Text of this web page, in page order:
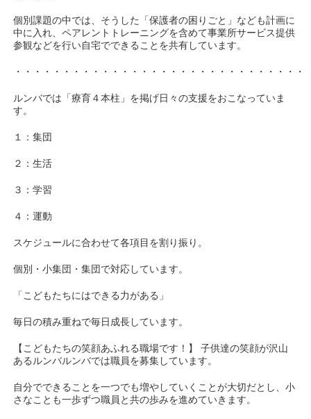
個別課題の中では、そうした「保護者の困りごと」なども計画に
中に入れ、ペアレントトレーニングを含めて事業所サービス提供
参観などを行い自宅でできることを共有しています。
・・・・・・・・・・・・・・・・・・・・・・・・・・・・・・
ルンバでは「療育４本柱」を掲げ日々の支援をおこなっていま
す。
１：集団
２：生活
３：学習
４：運動
スケジュールに合わせて各項目を割り振り。
個別・小集団・集団で対応しています。
「こどもたちにはできる力がある」
毎日の積み重ねで毎日成長しています。
【こどもたちの笑顔あふれる職場です！】 子供達の笑顔が沢山
あるルンバルンバでは職員を募集しています。
自分でできることを一つでも増やしていくことが大切だとし、小
さなことも一歩ずつ職員と共の歩みを進めていきます。